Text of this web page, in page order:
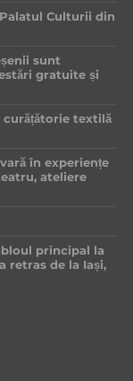
Palatul Culturii din
sunt
gratuite și
curățătorie textilă
în experiențe
ateliere
principal la
retras de la Iași,